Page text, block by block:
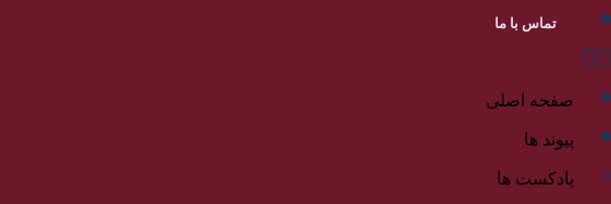
تماس با ما
صفحه اصلی
پیوند ها
پادکست ها